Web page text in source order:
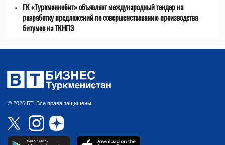
ГК «Туркменнебит» объявляет международный тендер на
разработку предложений по совершенствованию производства
битумов на ТКНПЗ
© 2026 БТ. Все права защищены.